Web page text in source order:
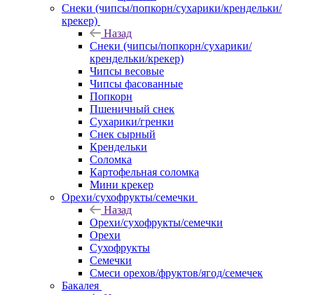
Снеки (чипсы/попкорн/сухарики/крендельки/
крекер)
Назад
Снеки (чипсы/попкорн/сухарики/
крендельки/крекер)
Чипсы весовые
Чипсы фасованные
Попкорн
Пшеничный снек
Сухарики/гренки
Снек сырный
Крендельки
Соломка
Картофельная соломка
Мини крекер
Орехи/сухофрукты/семечки
Назад
Орехи/сухофрукты/семечки
Орехи
Сухофрукты
Семечки
Смеси орехов/фруктов/ягод/семечек
Бакалея